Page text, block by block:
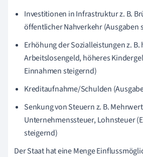
Investitionen in Infrastruktur z. B.
öffentlicher Nahverkehr (Ausgaben
Erhöhung der Sozialleistungen z. B.
Arbeitslosengeld, höheres
Einnahmen steigernd)
Kreditaufnahme/Schulden
Senkung von Steuern z. B.
Unternehmenssteuer, Lohnsteuer
steigernd)
Der Staat hat eine Menge